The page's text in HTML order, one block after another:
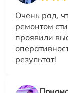
Очень рад,
ремонтом
проявили
результат!